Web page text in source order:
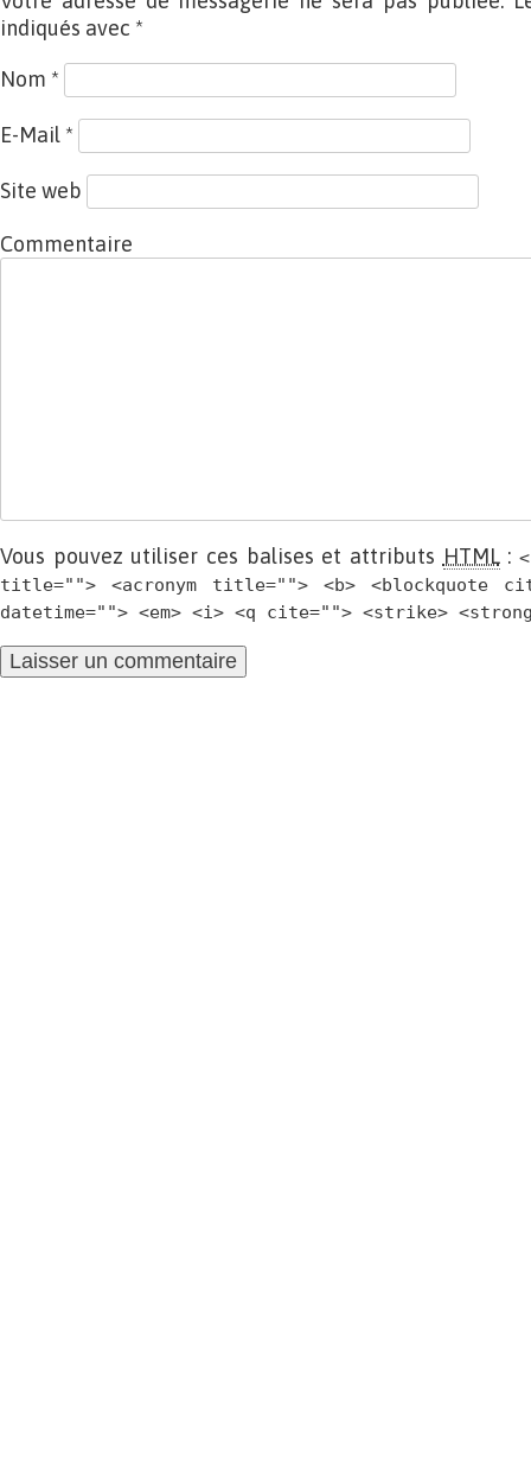
indiqués avec *
Nom *
E-Mail *
Site web
Commentaire
Vous pouvez utiliser ces balises et attributs HTML:
title=""> <acronym title=""> <b> <blockquote
datetime=""> <em> <i> <q cite=""> <strike>